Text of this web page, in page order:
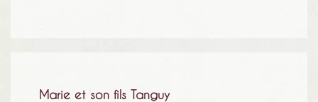
Marie et son fils Tanguy